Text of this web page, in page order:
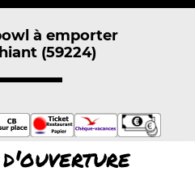
à emporter
(59224)